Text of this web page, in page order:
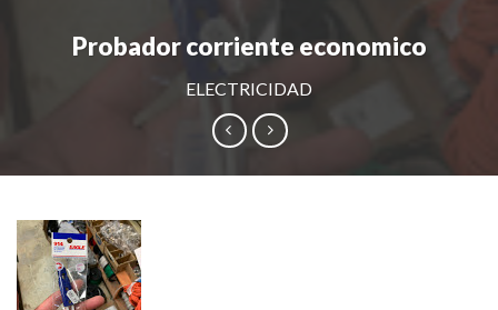
Probador corriente economico
ELECTRICIDAD